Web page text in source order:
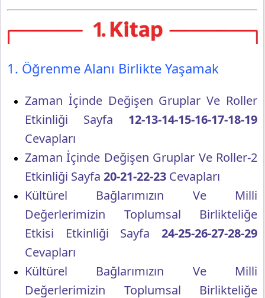
1. Öğrenme Alanı Birlikte Yaşamak
Zaman İçinde Değişen Gruplar Ve Roller
Etkinliği Sayfa 12-13-14-15-16-17-18-19
Cevapları
Zaman İçinde Değişen Gruplar Ve Roller-2
Etkinliği Sayfa 20-21-22-23 Cevapları
Kültürel Bağlarımızın Ve Milli
Değerlerimizin Toplumsal Birlikteliğe
Etkisi Etkinliği Sayfa 24-25-26-27-28-29
Cevapları
Kültürel Bağlarımızın Ve Milli
Değerlerimizin Toplumsal Birlikteliğe